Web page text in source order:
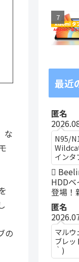
な
の
最近
匿名
N95/
インタ
HDD
登場！
匿名
マルウ
ブレッ
｀)